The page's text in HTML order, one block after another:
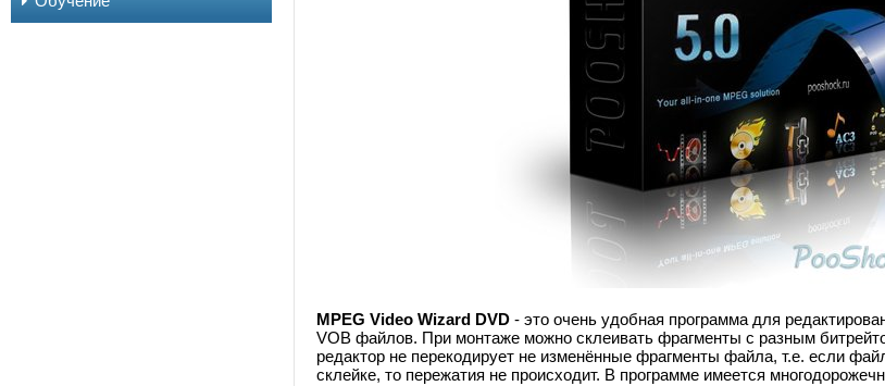
MPEG Video Wizard DVD - это очень удобная программа для
VOB файлов. При монтаже можно склеивать фрагменты с разным
редактор не перекодирует не изменённые фрагменты файла, т.е. если
склейке, то пережатия не происходит. В программе имеется